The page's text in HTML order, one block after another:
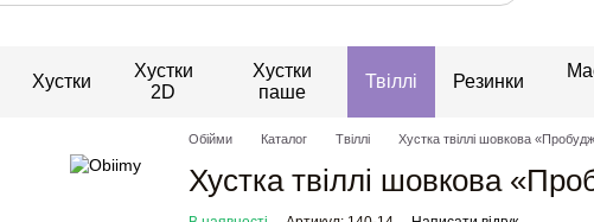
Хустки
Хустки
2D
Хустки
паше
Твіллі Резинки
Обійми Каталог Твіллі Хустка твіллі шовкова
Хустка твіллі шовкова